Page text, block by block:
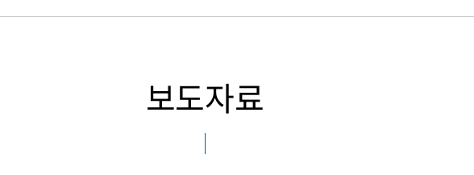
보도자료